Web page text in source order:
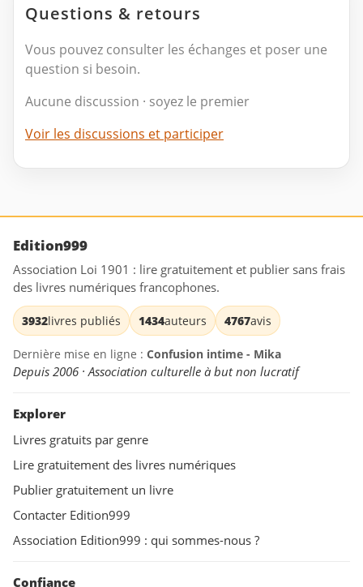
Questions & retours
Vous pouvez consulter les échanges et poser une
question si besoin.
Aucune discussion · soyez le premier
Voir les discussions et participer
Edition999
Association Loi 1901 : lire gratuitement et publier sans frais
des livres numériques francophones.
3932livres publiés 1434auteurs 4767avis
Dernière mise en ligne : Confusion intime - Mika
Depuis 2006 · Association culturelle à but non lucratif
Explorer
Livres gratuits par genre
Lire gratuitement des livres numériques
Publier gratuitement un livre
Contacter Edition999
Association Edition999 : qui sommes-nous ?
Confiance